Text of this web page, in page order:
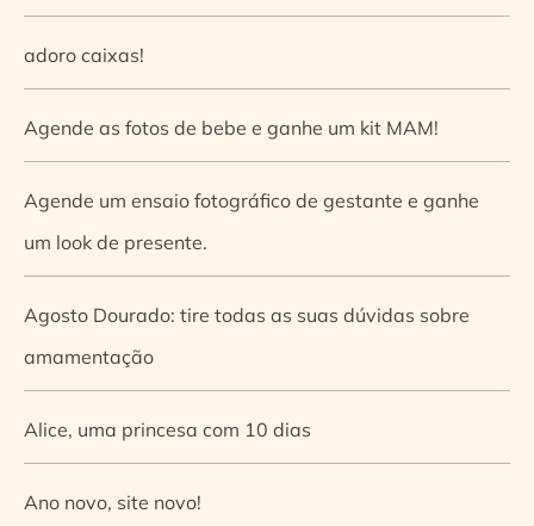
adoro caixas!
Agende as fotos de bebe e ganhe um kit MAM!
Agende um ensaio fotográfico de gestante e ganhe
um look de presente.
Agosto Dourado: tire todas as suas dúvidas sobre
amamentação
Alice, uma princesa com 10 dias
Ano novo, site novo!